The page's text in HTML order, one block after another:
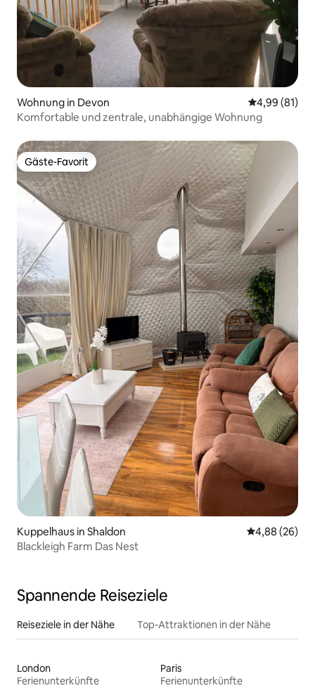
Wohnung in Devon
4,99 (81)
Komfortable und zentrale, unabhängige Wohnung
Gäste-Favorit
Gäste-Favorit
Kuppelhaus in Shaldon
4,88 (26)
Blackleigh Farm Das Nest
Spannende Reiseziele
Reiseziele in der Nähe Top-Attraktionen in der Nähe
London
Ferienunterkünfte
Paris
Ferienunterkünfte